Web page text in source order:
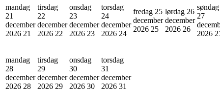
mandag
21
december
2026 21
tirsdag
22
december
2026 22
onsdag
23
december
2026 23
torsdag
24
december
2026 24
fredag 25
december
2026 25
lørdag 26
december
2026 26
søndag
27
2026
mandag
28
december
2026 28
tirsdag
29
december
2026 29
onsdag
30
december
2026 30
torsdag
31
december
2026 31